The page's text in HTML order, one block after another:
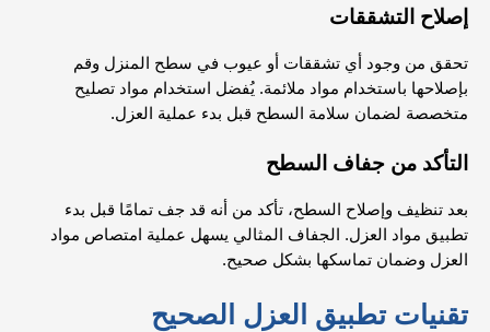
إصلاح التشققات
تحقق من وجود أي تشققات أو عيوب في سطح المنزل وقم
بإصلاحها باستخدام مواد ملائمة. يُفضل استخدام مواد تصليح
متخصصة لضمان سلامة السطح قبل بدء عملية العزل.
التأكد من جفاف السطح
بعد تنظيف وإصلاح السطح، تأكد من أنه قد جف تمامًا قبل بدء
تطبيق مواد العزل. الجفاف المثالي يسهل عملية امتصاص مواد
العزل وضمان تماسكها بشكل صحيح.
تقنيات تطبيق العزل الصحيح